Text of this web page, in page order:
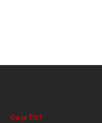
Co je TO?